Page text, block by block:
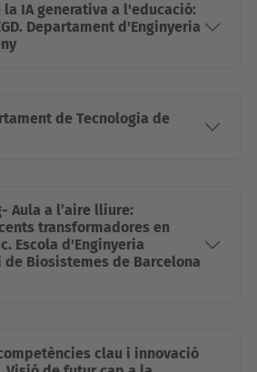
IA generativa a l'educació:
Departament d'Enginyeria
de Tecnologia de
Aula a l’aire lliure:
transformadores en
Escola d'Enginyeria
Biosistemes de Barcelona
clau i innovació